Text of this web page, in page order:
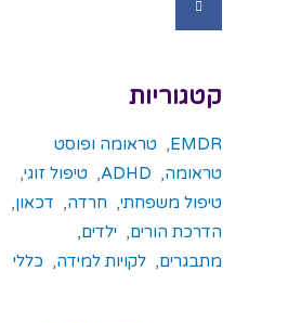
קטגוריות
EMDR
, טראומה ופוסט
טראומה,
ADHD
, טיפול זוגי,
טיפול משפחתי, חרדה, דכאון,
הדרכת הורים, ילדים,
מתבגרים, לקויות למידה, כללי